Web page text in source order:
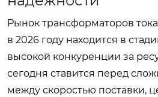
Рынок трансформаторов
в 2026 году находится в
высокой конкуренции за
сегодня ставится перед
между скоростью поставки,